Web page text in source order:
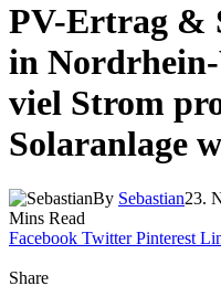
PV-Ertrag &
in
viel Strom
Solaranlage
By Sebastian23.
Mins Read
Facebook Twitter Pinterest
Share